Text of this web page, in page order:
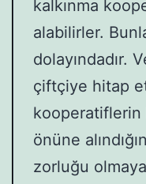
kalkınma
alabilirler.
dolayındadır.
çiftçiye hitap
kooperatiflerin
önüne
zorluğu